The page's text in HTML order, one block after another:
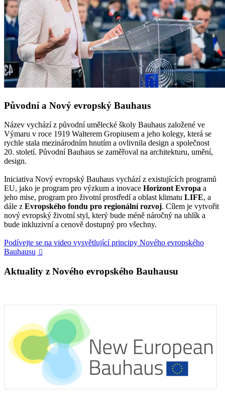
Původní a Nový evropský Bauhaus
Název vychází z původní umělecké školy Bauhaus založené ve
Výmaru v roce 1919 Walterem Gropiusem a jeho kolegy, která se
rychle stala mezinárodním hnutím a ovlivnila design a společnost
20. století. Původní Bauhaus se zaměřoval na architekturu, umění,
design.
Iniciativa Nový evropský Bauhaus vychází z existujících programů
EU, jako je program pro výzkum a inovace Horizont Evropa a
jeho mise, program pro životní prostředí a oblast klimatu LIFE, a
dále z Evropského fondu pro regionální rozvoj. Cílem je vytvořit
nový evropský životní styl, který bude méně náročný na uhlík a
bude inkluzivní a cenově dostupný pro všechny.
Podívejte se na video vysvětlující principy Nového evropského
Bauhausu 
Aktuality z Nového evropského Bauhausu